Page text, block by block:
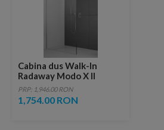
Cabina dus Walk-In
Radaway Modo X II
60xH200 cm
PRP: 1,946.00 RON
1,754.00 RON